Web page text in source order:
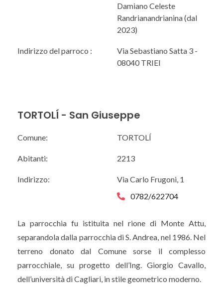
Damiano Celeste
Randrianandrianina (dal
2023)
Indirizzo del parroco :
Via Sebastiano Satta 3 -
08040 TRIEI
TORTOLÍ - San Giuseppe
Comune: TORTOLÍ
Abitanti: 2213
Indirizzo:
Via Carlo Frugoni, 1
0782/622704
La parrocchia fu istituita nel rione di Monte Attu,
separandola dalla parrocchia di S. Andrea, nel 1986. Nel
terreno donato dal Comune sorse il complesso
parrocchiale, su progetto dell’Ing. Giorgio Cavallo,
dell’università di Cagliari, in stile geometrico moderno.